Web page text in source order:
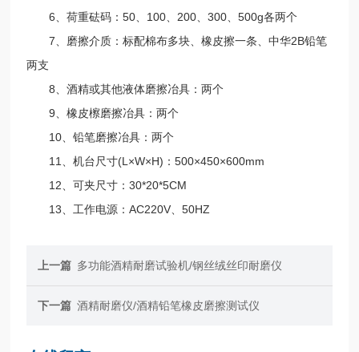
6、荷重砝码：50、100、200、300、500g各两个
7、磨擦介质：标配棉布多块、橡皮擦一条、中华2B铅笔
两支
8、酒精或其他液体磨擦冶具：两个
9、橡皮檫磨擦冶具：两个
10、铅笔磨擦冶具：两个
11、机台尺寸(L×W×H)：500×450×600mm
12、可夹尺寸：30*20*5CM
13、工作电源：AC220V、50HZ
上一篇 多功能酒精耐磨试验机/钢丝绒丝印耐磨仪
下一篇 酒精耐磨仪/酒精铅笔橡皮磨擦测试仪